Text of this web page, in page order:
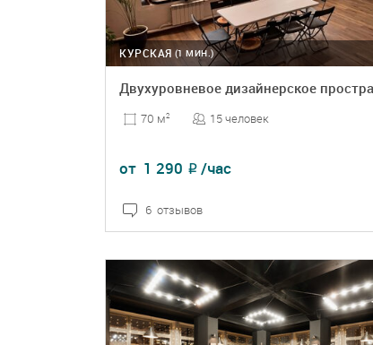
(1 МИН.)
КУРСКАЯ
70 м2 15 человек
от 1 290 ₽ /час
6 отзывов